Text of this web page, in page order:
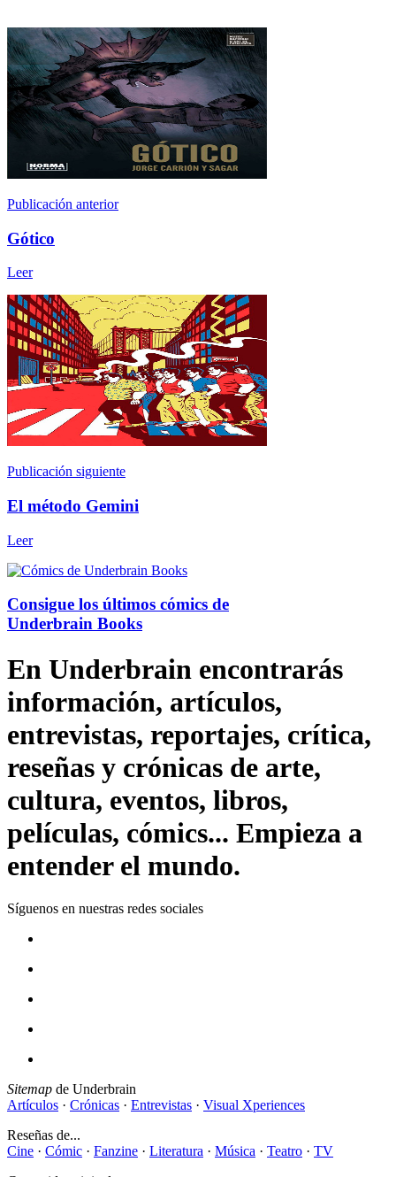
Publicación anterior
Gótico
Leer
Publicación siguiente
El método Gemini
Leer
Consigue los últimos cómics de
Underbrain Books
En Underbrain encontrarás
información, artículos,
entrevistas, reportajes, crítica,
reseñas y crónicas de arte,
cultura, eventos, libros,
películas, cómics... Empieza a
entender el mundo.
Síguenos en nuestras redes sociales
Sitemap de Underbrain
Artículos · Crónicas · Entrevistas · Visual Xperiences
Reseñas de...
Cine · Cómic · Fanzine · Literatura · Música · Teatro · TV